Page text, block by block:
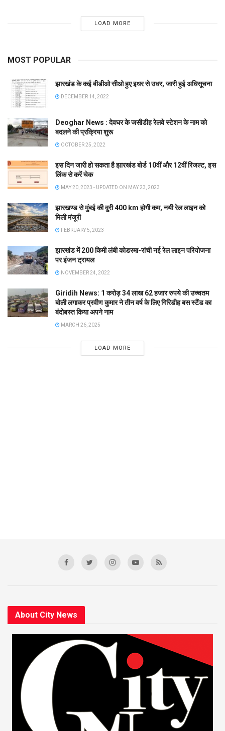
LOAD MORE
MOST POPULAR
झारखंड के कई बीडीओ सीओ हुए इधर से उधर, जारी हुई अधिसूचना
DECEMBER 14, 2022
Deoghar News : देवघर के जसीडीह रेलवे स्टेशन के नाम को
बदलने की प्रक्रिया शुरू
OCTOBER 25, 2022
इस दिन जारी हो सकता है झारखंड बोर्ड 10वीं और 12वीं रिजल्ट, इस
लिंक से करें चेक
MAY 20, 2023 - UPDATED ON MAY 23, 2023
झारखण्ड से मुंबई की दुरी 400 km होगी कम, नयी रेल लाइन को
मिली मंजूरी
FEBRUARY 5, 2023
झारखंड में 200 किमी लंबी कोडरमा-रांची नई रेल लाइन परियोजना
पर इंजन ट्रायल
NOVEMBER 24, 2022
Giridih News: 1 करोड़ 34 लाख 62 हजार रुपये की उच्चतम
बोली लगाकर प्रवीण कुमार ने तीन वर्ष के लिए गिरिडीह बस स्टैंड का
बंदोबस्त किया अपने नाम
MARCH 26, 2025
LOAD MORE
About City News